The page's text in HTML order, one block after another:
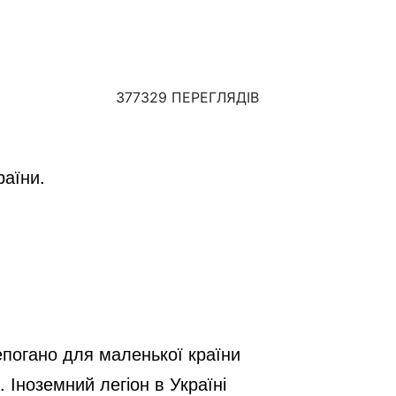
377329 ПЕРЕГЛЯДІВ
для маленької країни
легіон в Україні